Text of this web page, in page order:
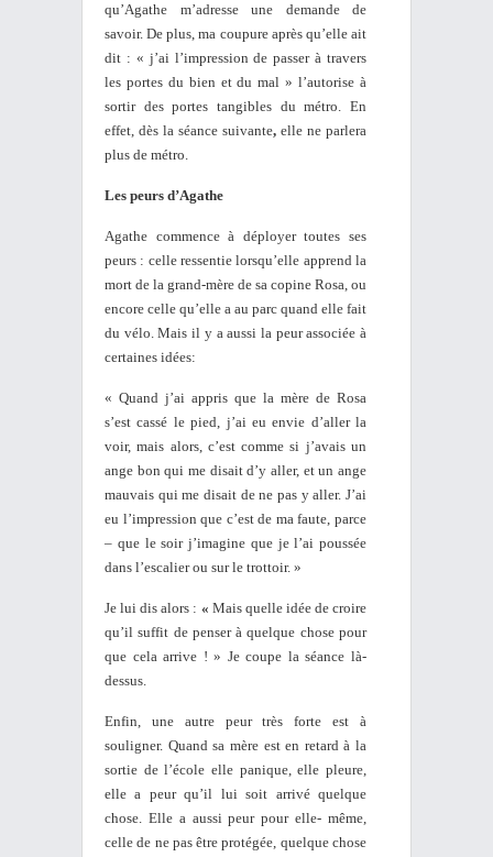
qu’Agathe m’adresse une demande de
savoir. De plus, ma coupure après qu’elle ait
dit : « j’ai l’impression de passer à travers
les portes du bien et du mal »l’autorise à
sortir des portes tangibles du métro. En
effet, dès la séance suivante, elle ne parlera
plus de métro.
Les peurs d’Agathe
Agathe commence à déployer toutes ses
peurs : celle ressentie lorsqu’elle apprend la
mort de la grand-mère de sa copine Rosa, ou
encore celle qu’elle a au parc quand elle fait
du vélo. Mais il y a aussi la peur associée à
certaines idées:
« Quand j’ai appris que la mère de Rosa
s’est cassé le pied, j’ai eu envie d’aller la
voir, mais alors, c’est comme si j’avais un
ange bon qui me disait d’y aller, et un ange
mauvais qui me disait de ne pas y aller. J’ai
eu l’impression que c’est de ma faute, parce
– que le soir j’imagine que je l’ai poussée
dans l’escalier ou sur le trottoir. »
Je lui dis alors : « Mais quelle idée de croire
qu’il suffit de penser à quelque chose pour
que cela arrive ! » Je coupe la séance là-
dessus.
Enfin, une autre peur très forte est à
souligner. Quand sa mère est en retard à la
sortie de l’école elle panique, elle pleure,
elle a peur qu’il lui soit arrivé quelque
chose. Elle a aussi peur pour elle- même,
celle de ne pas être protégée, quelque chose